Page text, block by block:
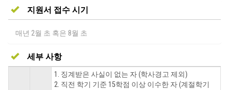
지원서 접수 시기
매년 2월 초 혹은 8월 초
세부 사항
1. 징계받은 사실이 없는 자 (학사경고 제외)
2. 직전 학기 기준 15학점 이상 이수한 자 (계절학기